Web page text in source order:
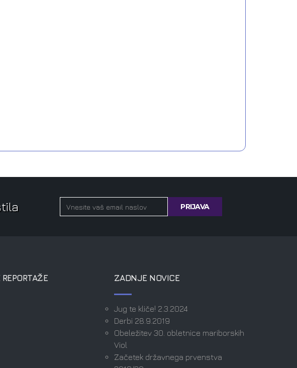
ZADNJE NOVICE
Jug te kliče! 2.3.2024
Derbi 28.9.2019
Obeležitev 30. obletnice mariborskih
Viol
Začetek državnega prvenstva